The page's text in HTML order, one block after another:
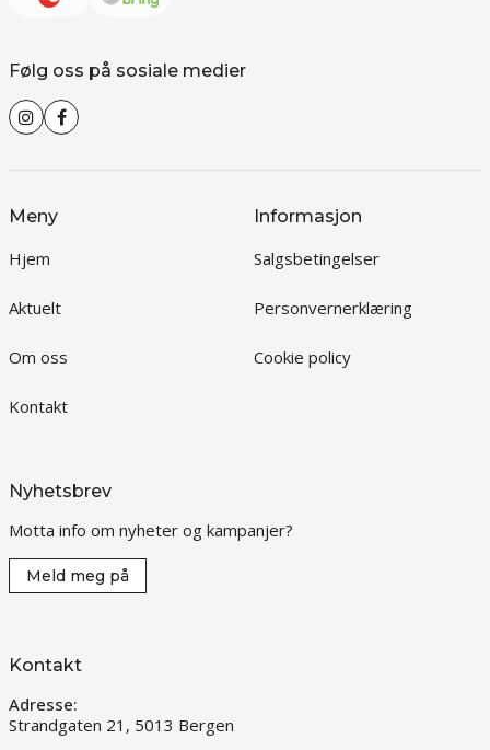
Følg oss på sosiale medier
Meny
Hjem
Aktuelt
Om oss
Kontakt
Informasjon
Salgsbetingelser
Personvernerklæring
Cookie policy
Nyhetsbrev
Motta info om nyheter og kampanjer?
Meld meg på
Kontakt
Adresse:
Strandgaten 21, 5013 Bergen